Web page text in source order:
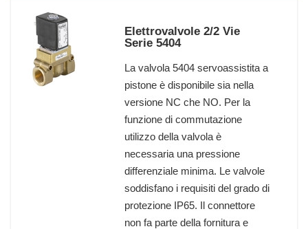
Elettrovalvole 2/2 Vie
Serie 5404
La valvola 5404 servoassistita a
pistone è disponibile sia nella
versione NC che NO. Per la
funzione di commutazione
utilizzo della valvola è
necessaria una pressione
differenziale minima. Le valvole
soddisfano i requisiti del grado di
protezione IP65. Il connettore
non fa parte della fornitura e